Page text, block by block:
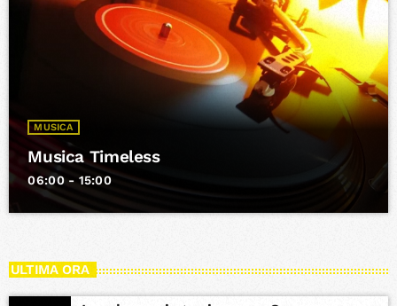
MUSICA
Musica Timeless
06:00 - 15:00
ULTIMA ORA